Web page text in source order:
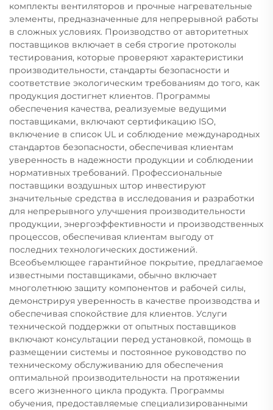
комплекты вентиляторов и прочные нагревательные
элементы, предназначенные для непрерывной работы
в сложных условиях. Производство от авторитетных
поставщиков включает в себя строгие протоколы
тестирования, которые проверяют характеристики
производительности, стандарты безопасности и
соответствие экологическим требованиям до того, как
продукция достигнет клиентов. Программы
обеспечения качества, реализуемые ведущими
поставщиками, включают сертификацию ISO,
включение в список UL и соблюдение международных
стандартов безопасности, обеспечивая клиентам
уверенность в надежности продукции и соблюдении
нормативных требований. Профессиональные
поставщики воздушных штор инвестируют
значительные средства в исследования и разработки
для непрерывного улучшения производительности
продукции, энергоэффективности и производственных
процессов, обеспечивая клиентам выгоду от
последних технологических достижений.
Всеобъемлющее гарантийное покрытие, предлагаемое
известными поставщиками, обычно включает
многолетнюю защиту компонентов и рабочей силы,
демонстрируя уверенность в качестве производства и
обеспечивая спокойствие для клиентов. Услуги
технической поддержки от опытных поставщиков
включают консультации перед установкой, помощь в
размещении системы и постоянное руководство по
техническому обслуживанию для обеспечения
оптимальной производительности на протяжении
всего жизненного цикла продукта. Программы
обучения, предоставляемые специализированными